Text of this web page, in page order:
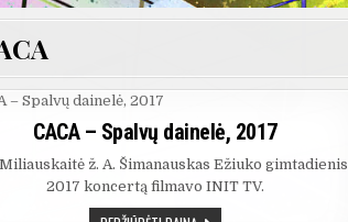
CACA – Spalvų dainelė, 2017
ž. A. Šimanauskas Ežiuko gimtadienis
2017 koncertą filmavo INIT TV.